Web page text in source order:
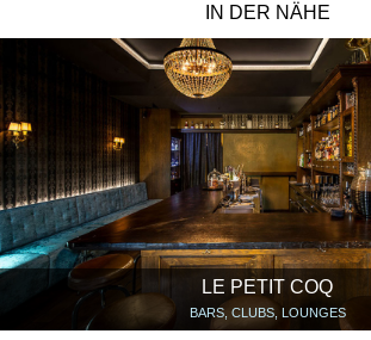
IN DER NÄHE
LE PETIT COQ
BARS, CLUBS, LOUNGES